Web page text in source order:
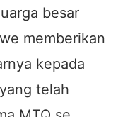
besar
memberikan
kepada
telah